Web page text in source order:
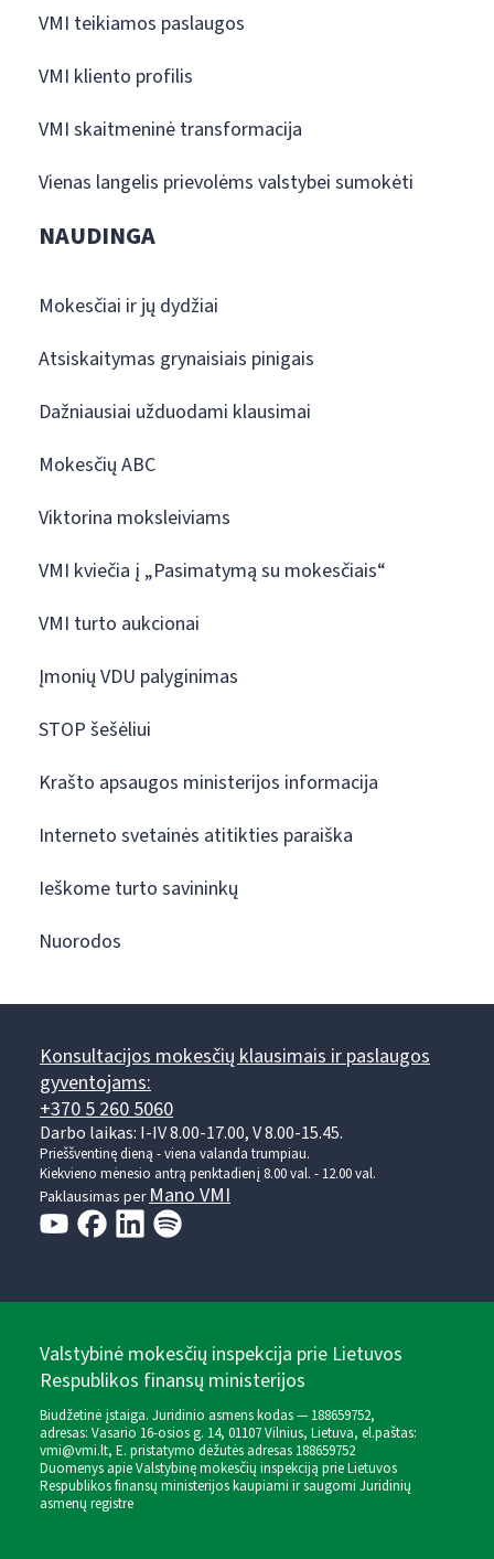
VMI teikiamos paslaugos
VMI kliento profilis
VMI skaitmeninė transformacija
Vienas langelis prievolėms valstybei sumokėti
NAUDINGA
Mokesčiai ir jų dydžiai
Atsiskaitymas grynaisiais pinigais
Dažniausiai užduodami klausimai
Mokesčių ABC
Viktorina moksleiviams
VMI kviečia į „Pasimatymą su mokesčiais“
VMI turto aukcionai
Įmonių VDU palyginimas
STOP šešėliui
Krašto apsaugos ministerijos informacija
Interneto svetainės atitikties paraiška
Ieškome turto savininkų
Nuorodos
Konsultacijos mokesčių klausimais ir paslaugos
gyventojams:
+370 5 260 5060
Darbo laikas: I-IV 8.00-17.00, V 8.00-15.45.
Prieššventinę dieną - viena valanda trumpiau.
Kiekvieno mėnesio antrą penktadienį 8.00 val. - 12.00 val.
Paklausimas perMano VMI
Valstybinė mokesčių inspekcija prie Lietuvos
Respublikos finansų ministerijos
Biudžetinė įstaiga. Juridinio asmens kodas — 188659752,
adresas: Vasario 16-osios g. 14, 01107 Vilnius, Lietuva, el.paštas:
vmi@vmi.lt, E. pristatymo dėžutės adresas 188659752
Duomenys apie Valstybinę mokesčių inspekciją prie Lietuvos
Respublikos finansų ministerijos kaupiami ir saugomi Juridinių
asmenų registre